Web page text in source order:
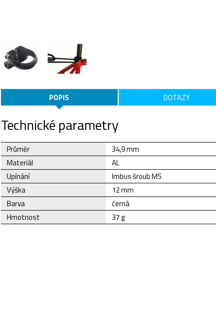
POPIS DOTAZY
Technické parametry
Průměr
34,9 mm
Materiál
AL
Upínání
Imbus šroub M5
Výška
12 mm
Barva
černá
Hmotnost
37 g